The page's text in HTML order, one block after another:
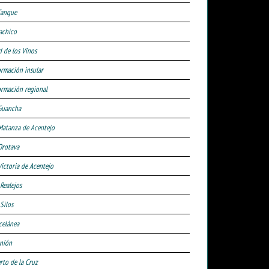
de los Vinos
insular
regional
de Acentejo
de Acentejo
de la Cruz